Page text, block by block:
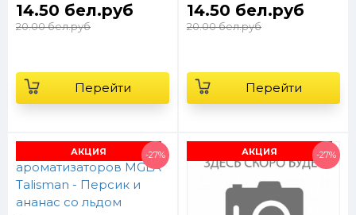
14.50 бел.руб
20.00 бел.руб
Перейти
14.50 бел.руб
20.00 бел.руб
Перейти
АКЦИЯ -27% АКЦИЯ -27%